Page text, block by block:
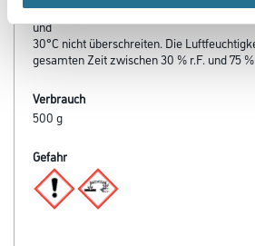
die Werkstoff-, Untergrund- und
und
30°C nicht überschreiten. Die
gesamten Zeit zwischen 30 % r.F. und 75
Verbrauch
500 g
Gefahr